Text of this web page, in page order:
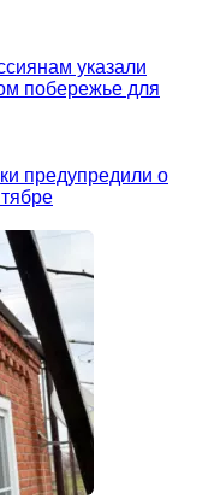
указали
побережье для
предупредили о